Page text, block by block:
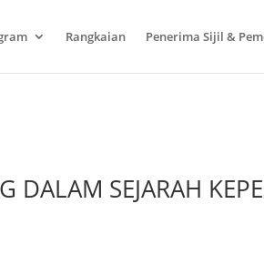
Rangkaian Penerima Sijil &
DALAM SEJARAH